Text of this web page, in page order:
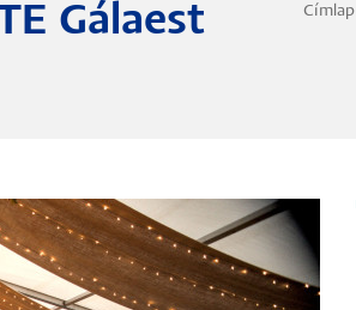
Gálaest
Címlap